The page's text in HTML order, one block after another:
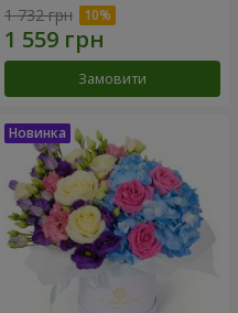
1 732 грн
Замовити